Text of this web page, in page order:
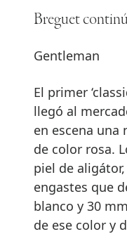
Breguet
Gentleman
El primer
llegó al
en escena una
de color rosa.
piel de
engastes que
blanco y 30
de ese color y